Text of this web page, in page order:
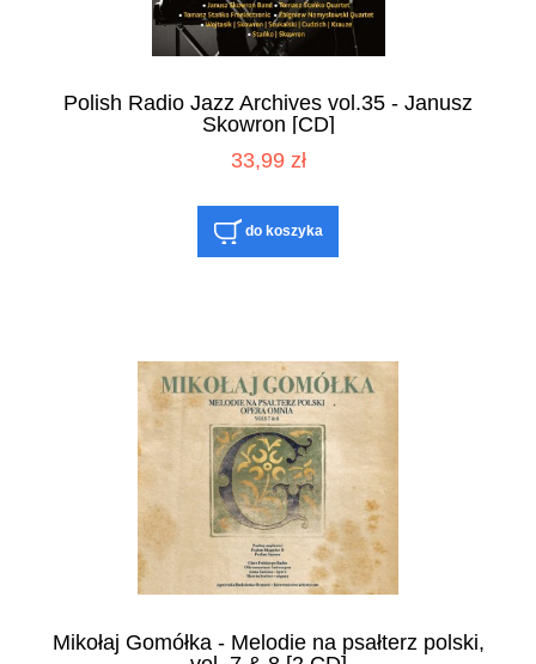
Polish Radio Jazz Archives vol.35 - Janusz
Skowron [CD]
33,99 zł
do koszyka
Mikołaj Gomółka - Melodie na psałterz polski,